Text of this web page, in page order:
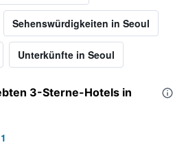
Sehenswürdigkeiten in Seoul
Unterkünfte in Seoul
3-Sterne-Hotels in